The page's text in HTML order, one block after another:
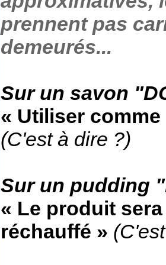
prennent pas
demeurés...
Sur un savon
« Utiliser
(C'est à dire ?)
Sur un pudding
« Le produit
réchauffé »